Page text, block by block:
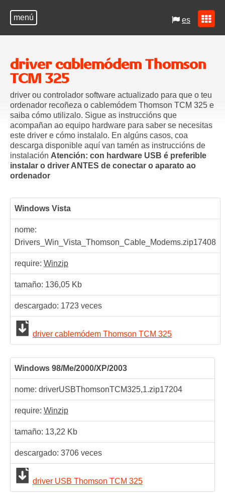
menú es
driver cablemódem Thomson
TCM 325
driver ou controlador software actualizado para que o teu
ordenador recoñeza o cablemódem Thomson TCM 325 e
saiba cómo utilizalo. Sigue as instruccións que
acompañan ao equipo hardware para saber se necesitas
este driver e cómo instalalo. En algúns casos, coa
descarga disponible aquí van tamén as instruccións de
instalación Atención: con hardware USB é preferible
instalar o driver ANTES de conectar o aparato ao
ordenador
Windows Vista
nome:
Drivers_Win_Vista_Thomson_Cable_Modems.zip17408
require: Winzip
tamaño: 136,05 Kb
descargado: 1723 veces
driver cablemódem Thomson TCM 325
Windows 98/Me/2000/XP/2003
nome: driverUSBThomsonTCM325,1.zip17204
require: Winzip
tamaño: 13,22 Kb
descargado: 3706 veces
driver USB Thomson TCM 325